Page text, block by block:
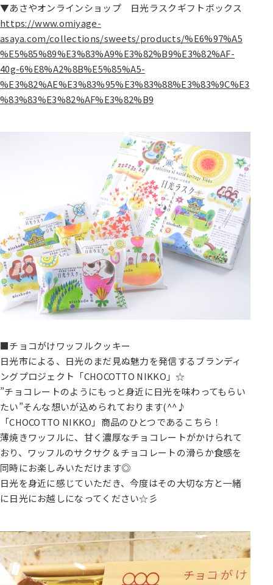
▼あさやオンラインショップ 日光ラスクギフトボックス
https://www.omiyage-
asaya.com/collections/sweets/products/%E6%97%A5
%E5%85%89%E3%83%A9%E3%82%B9%E3%82%AF-
40g-6%E8%A2%8B%E5%85%A5-
%E3%82%AE%E3%83%95%E3%83%88%E3%83%9C%E3
%83%83%E3%82%AF%E3%82%B9
■チョコがけワッフルクッキー
日光市による、日光のまだ見ぬ魅力を発信するブランディ
ングプロジェクト「CHOCOTTO NIKKO」☆
”チョコレートのようにもっと身近に日光を味わってもらい
たい”そんな想いが込められております(^^♪
「CHOCOTTO NIKKO」商品のひとつであるこちら！
薄焼きワッフルに、甘く濃厚なチョコレートがかけられて
おり、ワッフルのサクサク＆チョコレートの滑らか食感を
同時にお楽しみいただけます◎
日光を身近に感じていただき、今度はその大切な方と一緒
に日光にお越しになってください☆彡